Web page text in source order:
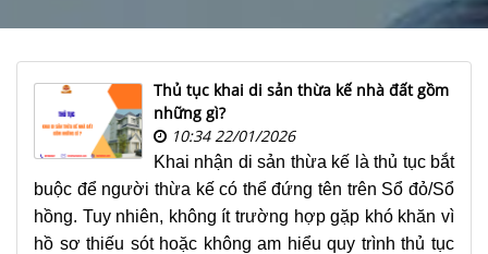
TỤC
VĂN
BẢN
BIỂU
MẪU
Thủ tục khai di sản thừa kế nhà đất gồm
những gì?
10:34 22/01/2026
Khai nhận di sản thừa kế là thủ tục bắt
buộc để người thừa kế có thể đứng tên trên Sổ đỏ/Sổ
hồng. Tuy nhiên, không ít trường hợp gặp khó khăn vì
hồ sơ thiếu sót hoặc không am hiểu quy trình thủ tục